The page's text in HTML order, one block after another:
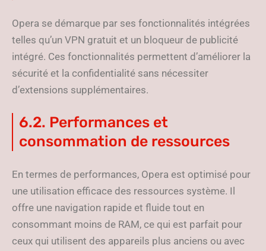
Opera se démarque par ses fonctionnalités intégrées
telles qu’un VPN gratuit et un bloqueur de publicité
intégré. Ces fonctionnalités permettent d’améliorer la
sécurité et la confidentialité sans nécessiter
d’extensions supplémentaires.
6.2. Performances et
consommation de ressources
En termes de performances, Opera est optimisé pour
une utilisation efficace des ressources système. Il
offre une navigation rapide et fluide tout en
consommant moins de RAM, ce qui est parfait pour
ceux qui utilisent des appareils plus anciens ou avec